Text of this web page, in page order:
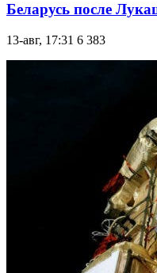
Беларусь после
13-авг, 17:31 6 383